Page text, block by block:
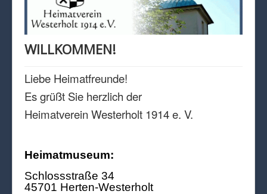
IMPRESSUM
DATENSCHUTZ
WILLKOMMEN!
Liebe Heimatfreunde!
Es grüßt Sie herzlich der
Heimatverein Westerholt 1914 e. V.
Heimatmuseum:
Schlossstraße 34
45701 Herten-Westerholt